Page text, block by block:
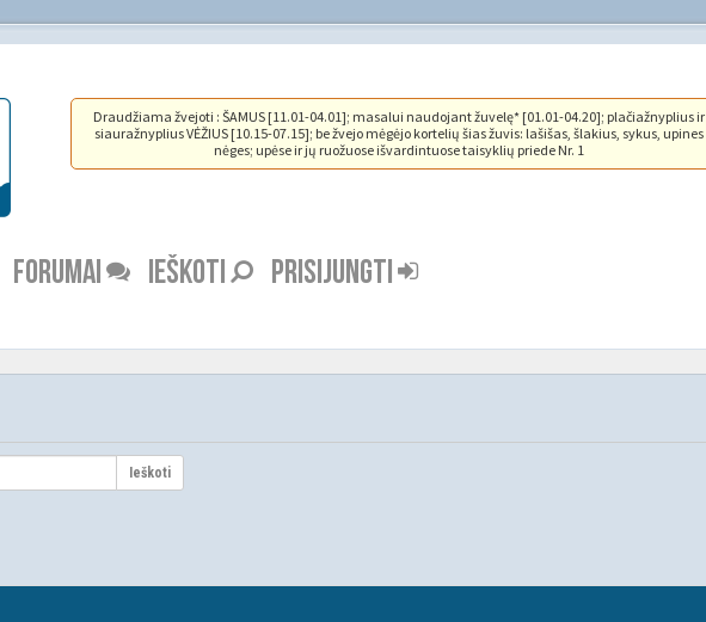
Draudžiama žvejoti : ŠAMUS [11.01-04.01]; masalui naudojant žuvelę* [01.01-04.20]; plačiažnyplius ir
siauražnyplius VĖŽIUS [10.15-07.15]; be žvejo mėgėjo kortelių šias žuvis: lašišas, šlakius, sykus, upines
nėges; upėse ir jų ruožuose išvardintuose taisyklių priede Nr. 1
FORUMAI IEŠKOTI PRISIJUNGTI
Ieškoti